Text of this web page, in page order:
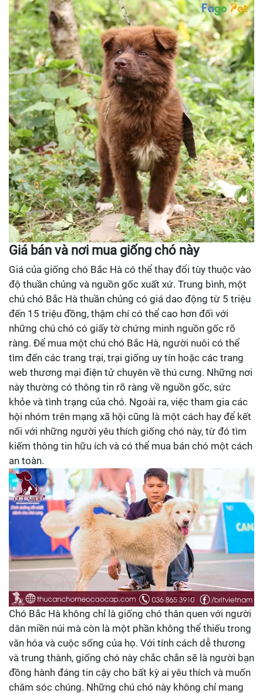
Giá bán và nơi mua giống chó này
Giá của giống chó Bắc Hà có thể thay đổi tùy thuộc vào
độ thuần chủng và nguồn gốc xuất xứ. Trung bình, một
chú chó Bắc Hà thuần chủng có giá dao động từ 5 triệu
đến 15 triệu đồng, thậm chí có thể cao hơn đối với
những chú chó có giấy tờ chứng minh nguồn gốc rõ
ràng. Để mua một chú chó Bắc Hà, người nuôi có thể
tìm đến các trang trại, trại giống uy tín hoặc các trang
web thương mại điện tử chuyên về thú cưng. Những nơi
này thường có thông tin rõ ràng về nguồn gốc, sức
khỏe và tình trạng của chó. Ngoài ra, việc tham gia các
hội nhóm trên mạng xã hội cũng là một cách hay để kết
nối với những người yêu thích giống chó này, từ đó tìm
kiếm thông tin hữu ích và có thể mua bán chó một cách
an toàn.
Chó Bắc Hà không chỉ là giống chó thân quen với người
dân miền núi mà còn là một phần không thể thiếu trong
văn hóa và cuộc sống của họ. Với tính cách dễ thương
và trung thành, giống chó này chắc chắn sẽ là người bạn
đồng hành đáng tin cậy cho bất kỳ ai yêu thích và muốn
chăm sóc chúng. Những chú chó này không chỉ mang